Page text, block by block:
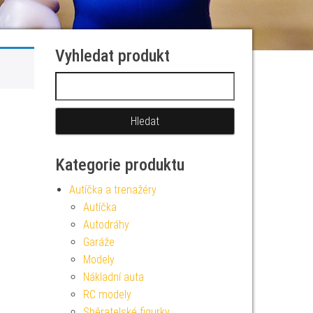
Vyhledat produkt
Kategorie produktu
Autíčka a trenažéry
Autíčka
Autodráhy
Garáže
Modely
Nákladní auta
RC modely